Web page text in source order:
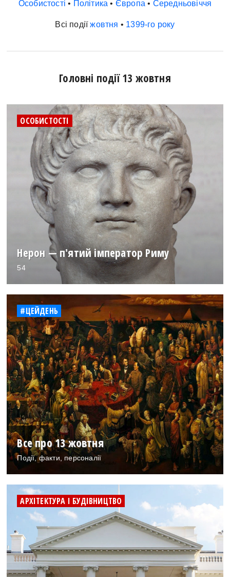
Особистості • Політика • Європа • Середньовіччя
Всі подіїжовтня • 1399-го року
Головні події 13 жовтня
ОСОБИСТОСТІ
Нерон — п'ятий імператор Риму
54
#ЦЕЙДЕНЬ
Все про 13 жовтня
Події, факти, персоналії
АРХІТЕКТУРА І БУДІВНИЦТВО